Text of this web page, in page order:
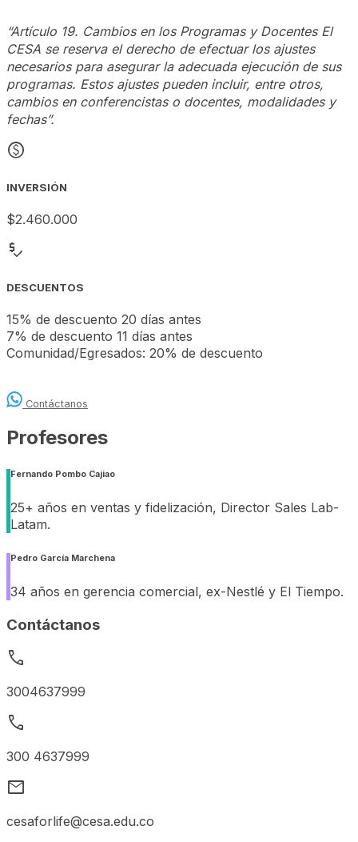
“Artículo 19. Cambios en los Programas y Docentes El
CESA se reserva el derecho de efectuar los ajustes
necesarios para asegurar la adecuada ejecución de sus
programas. Estos ajustes pueden incluir, entre otros,
cambios en conferencistas o docentes, modalidades y
fechas”.
monetization_on
INVERSIÓN
$2.460.000
price_check
DESCUENTOS
15% de descuento 20 días antes
7% de descuento 11 días antes
Comunidad/Egresados: 20% de descuento
Contáctanos
Profesores
Fernando Pombo Cajiao
25+ años en ventas y fidelización, Director Sales Lab-
Latam.
Pedro García Marchena
34 años en gerencia comercial, ex-Nestlé y El Tiempo.
Contáctanos
call
3004637999
call
300 4637999
mail
cesaforlife@cesa.edu.co